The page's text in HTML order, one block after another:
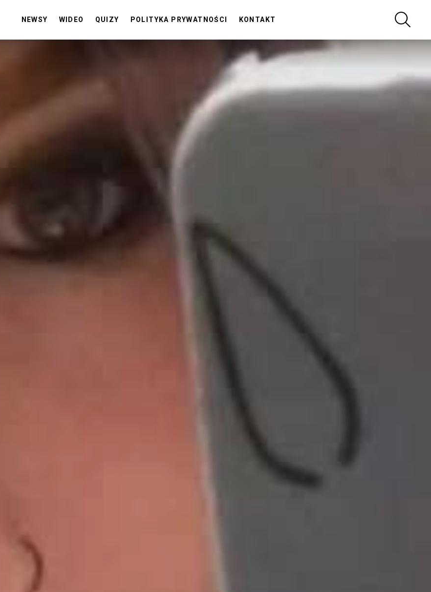
NEWSY WIDEO QUIZY POLITYKA PRYWATNOŚCI KONTAKT